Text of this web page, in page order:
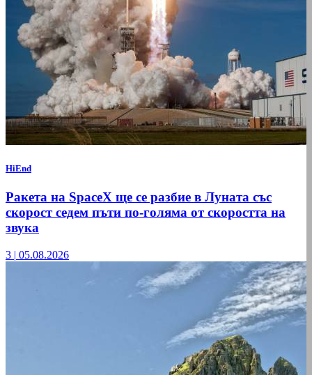
HiEnd
Ракета на SpaceX ще се разбие в Луната със
скорост седем пъти по-голяма от скоростта на
звука
3 | 05.08.2026